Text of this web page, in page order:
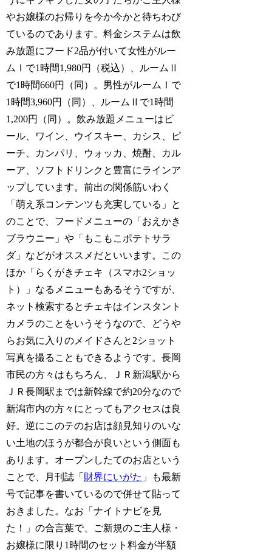
やお嬢様のお帰りを今か今かと待ちわび
ているのであります。料金システムは飲
み放題にフード2品が付いて女性がルー
ムⅠで1時間1,980円（税込）、ルームⅡ
で1時間660円（同）。男性がルームⅠで
1時間3,960円（同）、ルームⅡで1時間
1,200円（同）。飲み放題メニューはビ
ール、ワイン、ウイスキー、カシス、ピ
ーチ、カンパリ、ウォッカ、焼酎、カル
ーア、ソフトドリンクと豊富にラインア
ップしています。前出の関係筋いわく
「萌え系コンテンツも充実している」と
のことで、フードメニューの「おえかき
ブラウニー」や「もこもこポテトサラ
ダ」などがオススメだといいます。この
ほか「らくがきチェキ（スマホ2ショッ
ト）」なるメニューもあるそうですが、
ネット検索するとチェキはインスタント
カメラのことをいうそうなので、どうや
らお気に入りのメイドさんと2ショット
写真を撮ることもできるようです。長岡
市民の方々はもちろん、ＪＲ新潟駅から
ＪＲ長岡駅までは新幹線で約20分なので
新潟市内の方々にとってもアクセスは良
好。逆にこのテのお店は顔見知りのいな
い土地のほうが都合が良いという側面も
あります。オープンしたてのお店という
ことで、月刊誌「 財界にいがた 」も最新
号で記事を書いているので併せて貼って
おきました。なお「ナイトナビを見
た！」の合言葉で、ご新規のご主人様・
お嬢様に限り1時間のセット料金が半額